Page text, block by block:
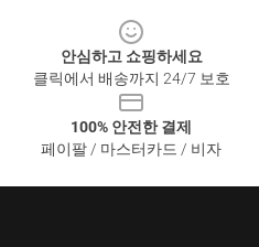
안심하고 쇼핑하세요
클릭에서 배송까지 24/7 보호
100% 안전한 결제
페이팔 / 마스터카드 / 비자